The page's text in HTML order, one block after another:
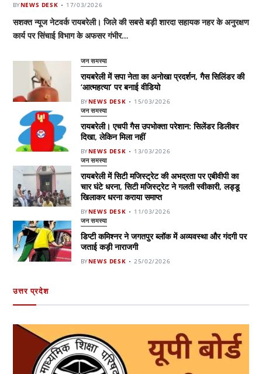
BYNEWS DESK 17/03/2026
सशक्त न्यूज नेटवर्क रायबरेली। जिले की सबसे बड़ी शारदा सहायक नहर के अनुरक्षण
कार्य पर सिंचाई विभाग के अफसर गंभीर…
जन समस्या
रायबरेली में सपा नेता का अनोखा प्रदर्शन, गैस सिलिंडर की
‘आत्महत्या’ पर बनाई वीडियो
BYNEWS DESK 15/03/2026
जन समस्या
रायबरेली। एचपी गैस उपभोक्ता परेशान: सिलेंडर डिलीवर
दिखा, लेकिन मिला नहीं
BYNEWS DESK 13/03/2026
जन समस्या
रायबरेली में सिटी मजिस्ट्रेट की अभद्रता पर एबीवीपी का
चार घंटे धरना, सिटी मजिस्ट्रेट ने गलती स्वीकारी, लड्डू
खिलाकर धरना कराया समाप्त
BYNEWS DESK 11/03/2026
जन समस्या
डिप्टी कमिश्नर ने जगतपुर ब्लॉक में अव्यवस्था और गंदगी पर
जताई कड़ी नाराजगी
BYNEWS DESK 25/02/2026
उत्तर प्रदेश